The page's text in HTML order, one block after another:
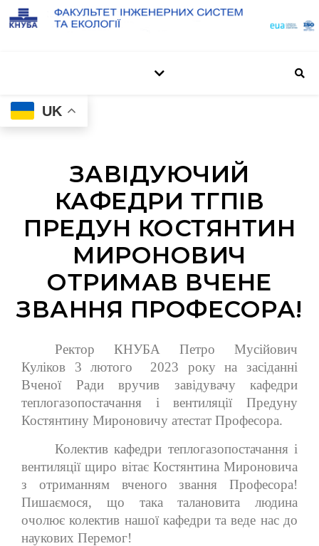
UK
ЗАВІДУЮЧИЙ
КАФЕДРИ ТГПІВ
ПРЕДУН КОСТЯНТИН
МИРОНОВИЧ
ОТРИМАВ ВЧЕНЕ
ЗВАННЯ ПРОФЕСОРА!
Ректор КНУБА Петро Мусійович
Куліков 3 лютого 2023 року на засіданні
Вченої Ради вручив завідувачу кафедри
теплогазопостачання і вентиляції Предуну
Костянтину Мироновичу атестат Професора.
Колектив кафедри теплогазопостачання і
вентиляції щиро вітає Костянтина Мироновича
з отриманням вченого звання Професора!
Пишаємося, що така талановита людина
очолює колектив нашої кафедри та веде нас до
наукових Перемог!